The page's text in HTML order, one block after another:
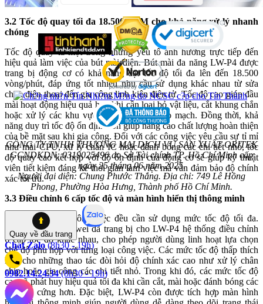
3.2 Tốc độ quay tối đa 18.500 RPM cho khả năng xử lý nhanh
chóng
Tốc độ quay là một trong những yếu tố ảnh hưởng trực tiếp đến
hiệu quả làm việc của bút mài điện. Bút mài đa năng LW-P4 được
trang bị động cơ có khả năng đạt tốc độ tối đa lên đến 18.500
vòng/phút, đáp ứng tốt nhiều nhu cầu sử dụng khác nhau từ sửa
chữa điện thoại đến gia công linh kiện điện tử. Tốc độ cao giúp đầu
mài hoạt động hiệu quả hơn khi cần loại bỏ vật liệu, cắt khung chắn
hoặc xử lý các khu vực bị oxy hóa trên bo mạch. Đồng thời, khả
năng duy trì tốc độ ổn định còn giúp nâng cao chất lượng hoàn thiện
của bề mặt sau khi gia công. Đối với các công việc yêu cầu sự tỉ mỉ
như mài CPU, xử lý chân IC hoặc đánh bóng các chi tiết nhỏ, tốc
độ quay cao kết hợp với độ ổn định của động cơ sẽ giúp kỹ thuật
viên tiết kiệm đáng kể thời gian làm việc mà vẫn đảm bảo độ chính
xác tối ưu.
3.3 Điều chỉnh 6 cấp tốc độ và màn hình hiển thị thông minh
Không phải mọi công việc đều cần sử dụng mức tốc độ tối đa.
Chính vì vậy, Luowei đã trang bị cho LW-P4 hệ thống điều chỉnh
6 cấp tốc độ khác nhau, cho phép người dùng linh hoạt lựa chọn
chế độ phù hợp với từng loại công việc. Các mức tốc độ thấp thích
hợp cho những thao tác đòi hỏi độ chính xác cao như xử lý chân
chip hoặc gia công các chi tiết nhỏ. Trong khi đó, các mức tốc độ
cao sẽ phát huy hiệu quả tối đa khi cần cắt, mài hoặc đánh bóng các
vật liệu cứng hơn. Đặc biệt, LW-P4 còn được tích hợp màn hình
CÔNG TY TNHH THƯƠNG MẠI DỊCH VỤ SẢN XUẤT ORITEK
GCNDKDN: 0319025496 do Sở Tài chính TP. Hồ Chí Minh cấp
ngày 25 tháng 06 năm 2025.
Người đại diện: Chung Phước Thắng. Địa chỉ: 749 Lê Hồng
Phong, Phường Hòa Hưng, Thành phố Hồ Chí Minh.
Quay về đầu trang
Chat Zalo (8h30 - 19h)
0982.14.24.34 (8h30 - 19h)